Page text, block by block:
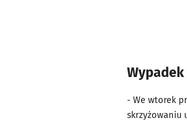
- We wtorek
skrzyżowaniu